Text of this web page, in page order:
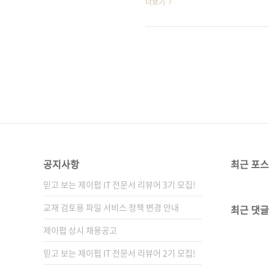
공지사항
믿고 보는 제이펍 IT 전문서 리뷰어 3기 모집!
교재 검토용 파일 서비스 정책 변경 안내
제이펍 상시 채용공고
믿고 보는 제이펍 IT 전문서 리뷰어 2기 모집!
최근 포
최근 댓글